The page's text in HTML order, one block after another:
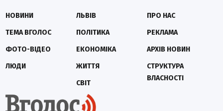
НОВИНИ
ТЕМА ВГОЛОС
ФОТО-ВІДЕО
ЛЮДИ
ЛЬВІВ
ПОЛІТИКА
ЕКОНОМІКА
ЖИТТЯ
СВІТ
ПРО НАС
РЕКЛАМА
АРХІВ НОВИН
СТРУКТУРА
ВЛАСНОСТІ